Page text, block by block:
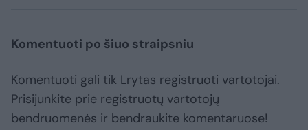
Komentuoti po šiuo straipsniu
Komentuoti gali tik Lrytas registruoti vartotojai.
Prisijunkite prie registruotų vartotojų
bendruomenės ir bendraukite komentaruose!